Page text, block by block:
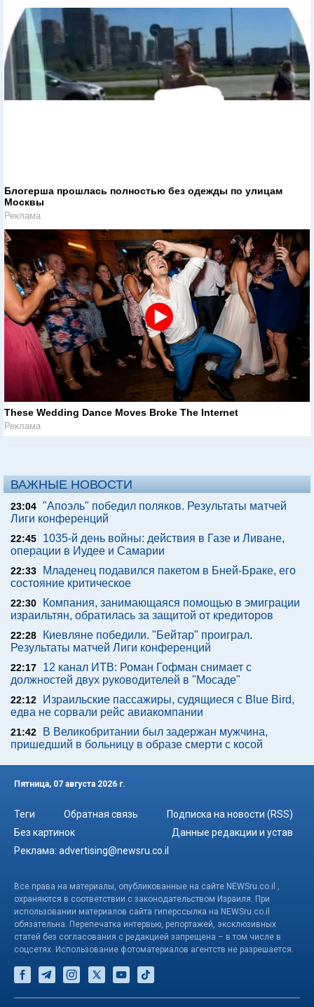
Блогерша прошлась полностью без одежды по улицам
Москвы
Реклама
These Wedding Dance Moves Broke The Internet
Реклама
ВАЖНЫЕ НОВОСТИ
23:04 "Апоэль" победил поляков. Результаты матчей
Лиги конференций
22:45
1035-й день войны: действия в Газе и Ливане,
операции в Иудее и Самарии
22:33
Младенец подавился пакетом в Бней-Браке, его
состояние критическое
22:30
Компания, занимающаяся помощью в эмиграции
израильтян, обратилась за защитой от кредиторов
22:28
Киевляне победили. "Бейтар" проиграл.
Результаты матчей Лиги конференций
22:17
12 канал ИТВ: Роман Гофман снимает с
должностей двух руководителей в "Мосаде"
22:12
Израильские пассажиры, судящиеся с Blue Bird,
едва не сорвали рейс авиакомпании
21:42
В Великобритании был задержан мужчина,
пришедший в больницу в образе смерти с косой
Пятница, 07 августа 2026 г.
Теги Обратная связь
Подписка на новости (RSS)
Без картинок
Данные редакции и устав
Реклама: advertising@newsru.co.il
Все права на материалы, опубликованные на сайте NEWSru.co.il ,
охраняются в соответствии с законодательством Израиля. При
использовании материалов сайта гиперссылка на NEWSru.co.il
обязательна. Перепечатка интервью, репортажей, эксклюзивных
статей без согласования с редакцией запрещена – в том числе в
соцсетях. Использование фотоматериалов агентств не разрешается.